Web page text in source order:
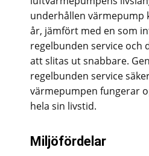
underhållen värmepump
år, jämfört med en som
regelbunden service och
att slitas ut snabbare.
regelbunden service
värmepumpen fungerar
hela sin livstid.
Miljöfördelar